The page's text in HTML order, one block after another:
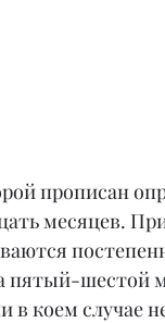
прописан
месяцев.
пятый-шестой
в коем случае